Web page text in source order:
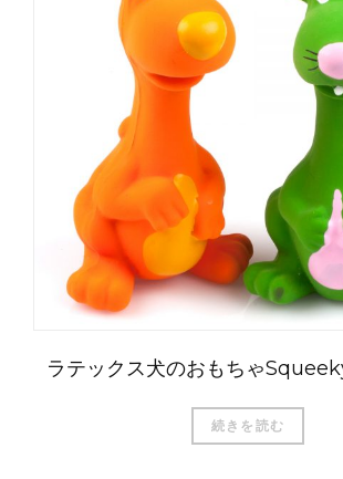
ラテックス犬のおもちゃ
続きを読む
Italiano
Română
Magyar
Čeština
العربية